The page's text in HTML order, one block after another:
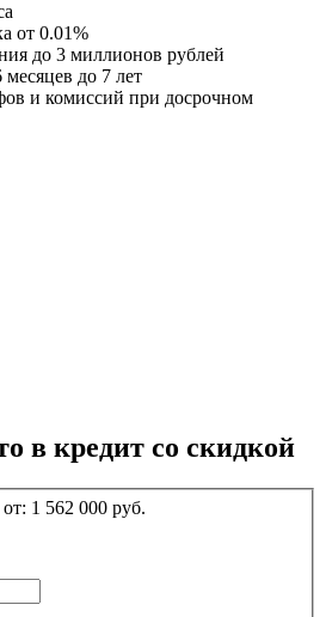
от 0.01%
до 3 миллионов рублей
месяцев до 7 лет
и комиссий при досрочном
в кредит со скидкой
1 562 000 руб.